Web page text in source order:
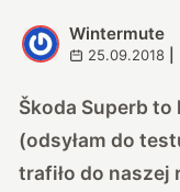
W
Wintermute
25.09.2018
Škoda Superb to
(odsyłam do
trafiło do naszej